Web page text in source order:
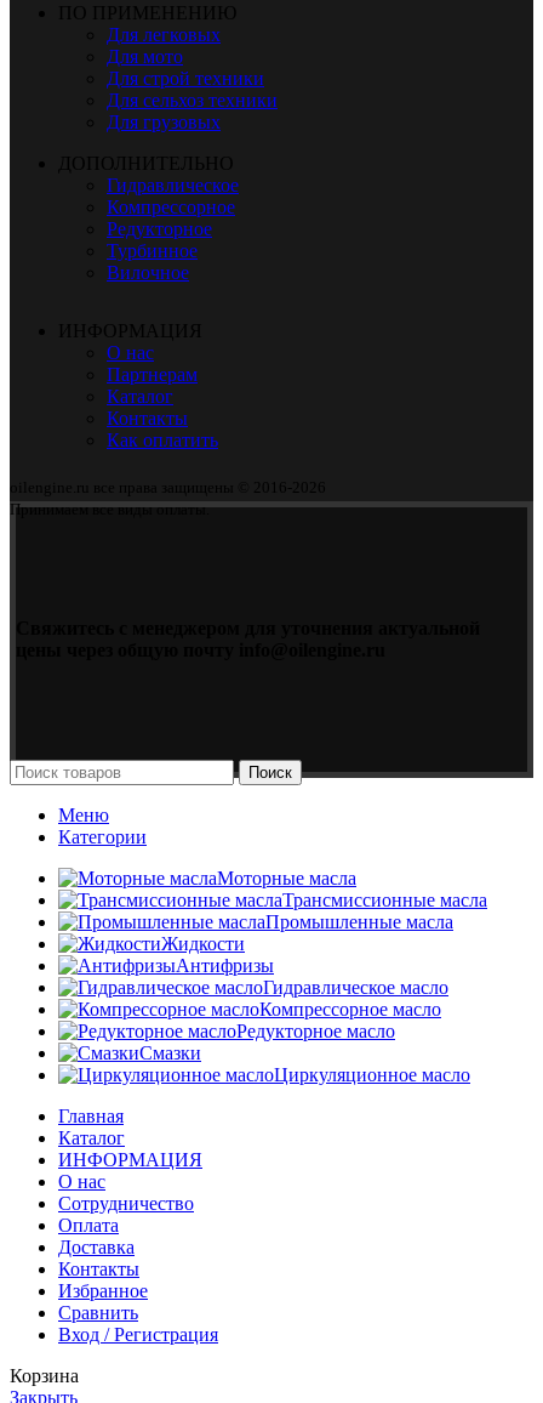
ПО ПРИМЕНЕНИЮ
Для легковых
Для мото
Для строй техники
Для сельхоз техники
Для грузовых
ДОПОЛНИТЕЛЬНО
Гидравлическое
Компрессорное
Редукторное
Турбинное
Вилочное
ИНФОРМАЦИЯ
О нас
Партнерам
Каталог
Контакты
Как оплатить
oilengine.ru все права защищены © 2016-2026
Принимаем все виды оплаты.
Поиск
Меню
Категории
Моторные масла
Трансмиссионные масла
Промышленные масла
Жидкости
Антифризы
Гидравлическое масло
Компрессорное масло
Редукторное масло
Смазки
Циркуляционное масло
Главная
Каталог
ИНФОРМАЦИЯ
О нас
Сотрудничество
Оплата
Доставка
Контакты
Избранное
Сравнить
Вход / Регистрация
Корзина
Закрыть